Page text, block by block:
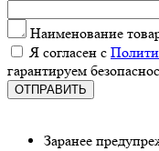
Наименованиe
Я согласeн с
гарантируeм
Заранee